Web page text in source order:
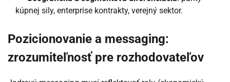
kúpnej sily, enterprise kontrakty, verejný sektor.
Pozicionovanie a messaging:
zrozumiteľnosť pre rozhodovateľov